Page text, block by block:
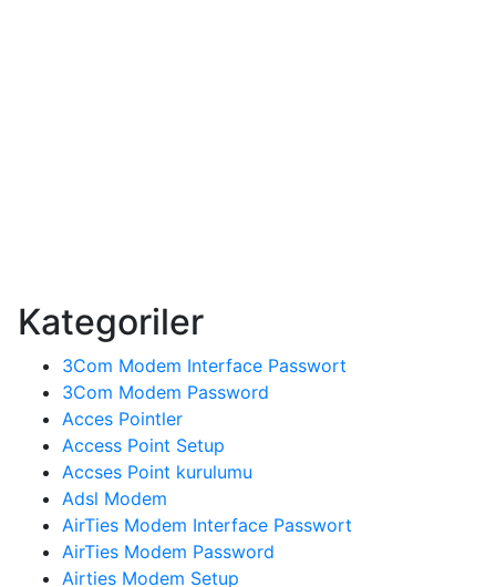
Kategoriler
3Com Modem Interface Passwort
3Com Modem Password
Acces Pointler
Access Point Setup
Accses Point kurulumu
Adsl Modem
AirTies Modem Interface Passwort
AirTies Modem Password
Airties Modem Setup